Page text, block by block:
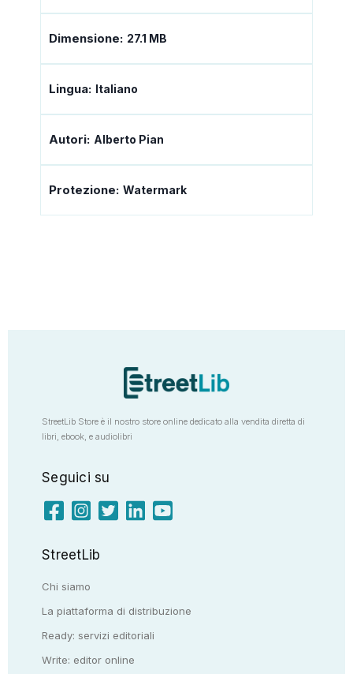
Dimensione: 27.1 MB
Lingua: Italiano
Autori: Alberto Pian
Protezione: Watermark
StreetLib Store è il nostro store online dedicato alla vendita diretta di
libri, ebook, e audiolibri
Seguici su
StreetLib
Chi siamo
La piattaforma di distribuzione
Ready: servizi editoriali
Write: editor online